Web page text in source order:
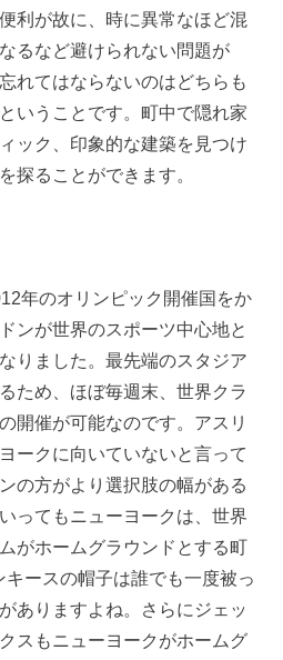
利が故に、時に異常なほど混
るなど避けられない問題が
れてはならないのはどちらも
いうことです。町中で隠れ家
ック、印象的な建築を見つけ
探ることができます。
年のオリンピック開催国をか
ンが世界のスポーツ中心地と
りました。最先端のスタジア
ため、ほぼ毎週末、世界クラ
開催が可能なのです。アスリ
ークに向いていないと言って
の方がより選択肢の幅がある
ってもニューヨークは、世界
がホームグラウンドとする町
ースの帽子は誰でも一度被っ
ありますよね。さらにジェッ
スもニューヨークがホームグ